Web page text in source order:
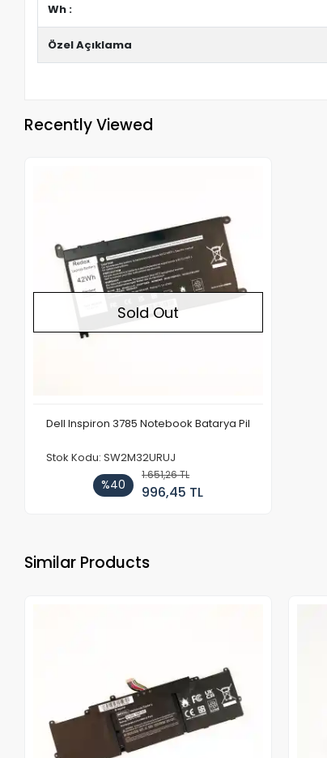
Wh :
Özel Açıklama
Recently Viewed
Sold Out
Dell Inspiron 3785 Notebook Batarya Pil
Stok Kodu: SW2M32URUJ
%40
1.651,26 TL
996,45 TL
Similar Products